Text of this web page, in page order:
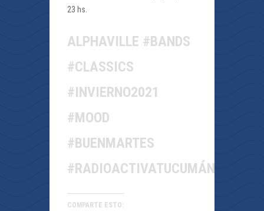
23 hs.
ALPHAVILLE #BANDS
#CLASSICS
#INVIERNO2021
#MOOD
#BUENMARTES
#RADIOACTIVATUCUMÁN
COMPARTE ESTO: